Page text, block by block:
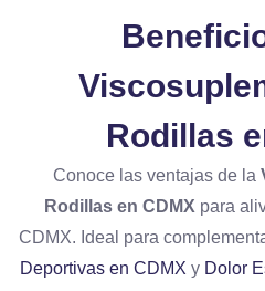
Rodillas
Conoce las ventajas de la
Rodillas en CDMX para
CDMX. Ideal para
Deportivas en CDMX y Dolor